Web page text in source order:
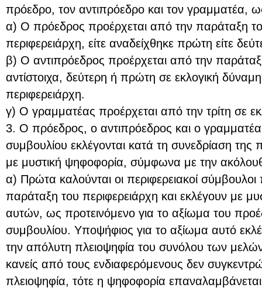
πρόεδρο, τον αντιπρόεδρο και τον γραμματέα,
α) Ο πρόεδρος προέρχεται από την παράταξη
περιφερειάρχη, είτε αναδείχθηκε πρώτη είτε
β) Ο αντιπρόεδρος προέρχεται από την
αντίστοιχα, δεύτερη ή πρώτη σε εκλογική
περιφερειάρχη.
γ) Ο γραμματέας προέρχεται από την τρίτη σε
3. Ο πρόεδρος, ο αντιπρόεδρος και ο
συμβουλίου εκλέγονται κατά τη συνεδρίαση
με μυστική ψηφοφορία, σύμφωνα με την
α) Πρώτα καλούνται οι περιφερειακοί
παράταξη του περιφερειάρχη και εκλέγουν με
αυτών, ως προτεινόμενο για το αξίωμα του
συμβουλίου. Υποψήφιος για το αξίωμα αυτό
την απόλυτη πλειοψηφία του συνόλου των
κανείς από τους ενδιαφερόμενους δεν
πλειοψηφία, τότε η ψηφοφορία